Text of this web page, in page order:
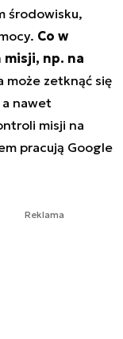
środowisku,
Co w
misji, np. na
może zetknąć się
nawet
misji na
pracują Google
Reklama